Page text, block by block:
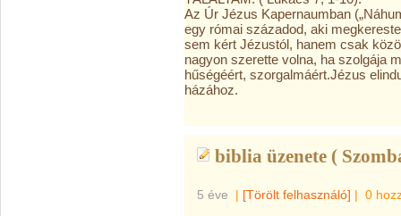
Az Úr Jézus Kapernaumban
egy római századod, aki
sem kért Jézustól, hanem csak
nagyon szerette volna, ha szolgája
hűségéért, szorgalmáért.Jézus
házához.
biblia üzenete (
5 éve | [Törölt felhasználó] | 0